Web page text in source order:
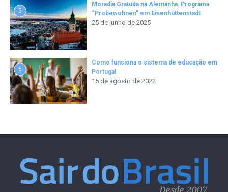
5
Moradia Gratuita na Alemanha: Programa
“Probewohnen” em Eisenhüttenstadt
25 de junho de 2025
6
Como funciona o sistema de educação em
Portugal
15 de agosto de 2022